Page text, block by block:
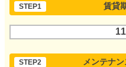
STEP1 賃貸
STEP2 メンテナ